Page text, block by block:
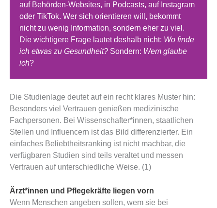
auf Behörden-Websites, in Podcasts, auf Instagram
oder TikTok. Wer sich orientieren will, bekommt
nicht zu wenig Information, sondern eher zu viel.
Die wichtigere Frage lautet deshalb nicht: Wo finde
ich etwas zu Gesundheit? Sondern: Wem glaube
ich?
Die Studienlage deutet auf ein recht klares Muster hin:
Besonders viel Vertrauen genießen medizinische
Fachpersonen. Bei Wissenschafter*innen, staatlichen
Stellen und Influencern ist das Bild differenzierter. Ein
einfaches Beliebtheitsranking ist nicht machbar, die
verfügbaren Studien sind teils veraltet und messen
Vertrauen auf unterschiedliche Weise. (1)
Ärzt*innen und Pflegekräfte liegen vorn
Wenn Menschen angeben sollen, wem sie bei